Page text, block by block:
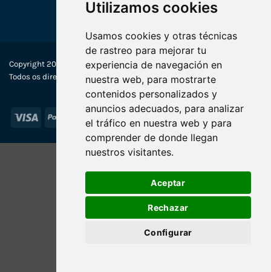
Utilizamos cookies
Usamos cookies y otras técnicas
de rastreo para mejorar tu
experiencia de navegación en
nuestra web, para mostrarte
contenidos personalizados y
anuncios adecuados, para analizar
el tráfico en nuestra web y para
comprender de donde llegan
nuestros visitantes.
Aceptar
Rechazar
Configurar
Copyright 2022-2025 © Ecosistemas Informáticos España SL –
Todos os direitos reservados
Visa PayPal Stripe MasterCard